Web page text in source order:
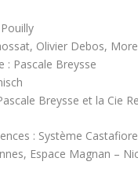
Olivier Debos,
: Pascale Breysse
Breysse et la Cie
: Système
Espace Magnan –